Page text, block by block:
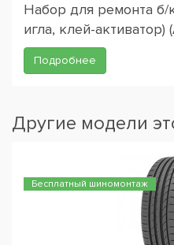
Набор для ремонта
игла, клей-активатор)
Подробнее
Другие модели
Бесплатный шиномонтаж